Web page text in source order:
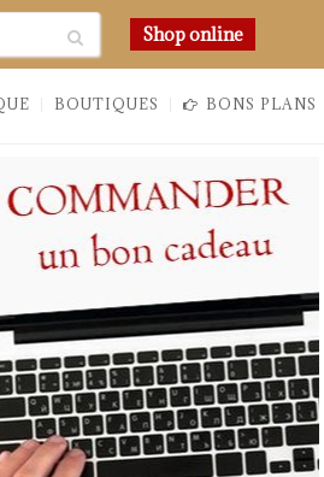
Shop online
BOUTIQUES BONS PLANS